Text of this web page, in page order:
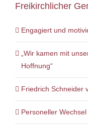
Freikirchlicher
Engagiert und
„Wir kamen mit
Hoffnung“
Friedrich Schneider
Personeller